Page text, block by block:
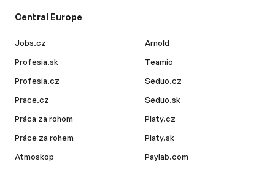
Central Europe
Jobs.cz
Profesia.sk
Profesia.cz
Prace.cz
Práca za rohom
Práce za rohem
Atmoskop
Arnold
Teamio
Seduo.cz
Seduo.sk
Platy.cz
Platy.sk
Paylab.com